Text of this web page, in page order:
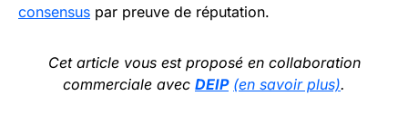
consensus par preuve de réputation.
Cet article vous est proposé en collaboration
commerciale avec DEIP (en savoir plus).